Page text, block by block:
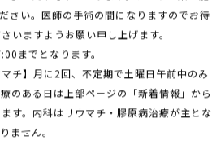
さい。医師の手術の間になりますのでお待
いますようお願い申し上げます。
までとなります。
チ】月に2回、不定期で土曜日午前中のみ
のある日は上部ページの「新着情報」から
す。内科はリウマチ・膠原病治療が主とな
ません。